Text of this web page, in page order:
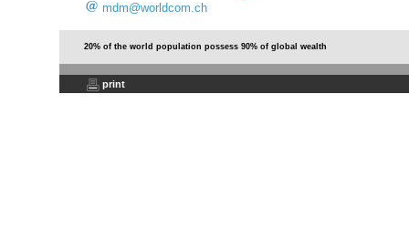
mdm@worldcom.ch
20% of the world population possess 90% of global wealth
print